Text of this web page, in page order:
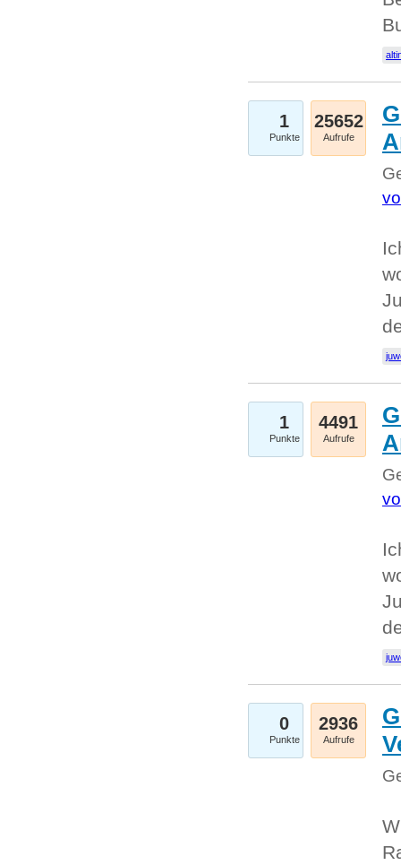
1
Punkte
25652
Aufrufe
1
Punkte
4491
Aufrufe
0
Punkte
2936
Aufrufe